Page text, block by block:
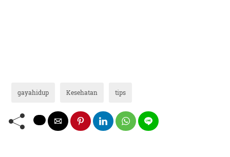
gayahidup Kesehatan tips